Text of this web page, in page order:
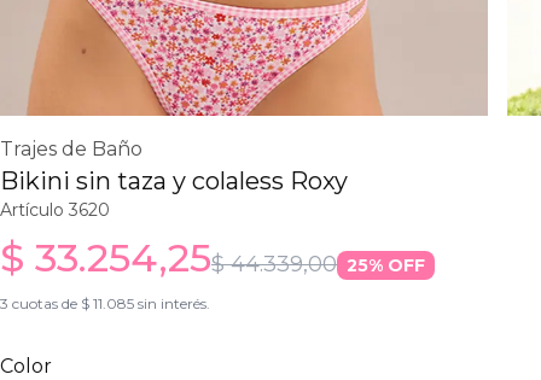
Trajes de Baño
Bikini sin taza y colaless Roxy
Artículo 3620
$ 33.254,25$ 44.339,00 25% OFF
3 cuotas de $ 11.085 sin interés.
Color